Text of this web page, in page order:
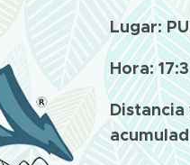
Lugar:
Hora: